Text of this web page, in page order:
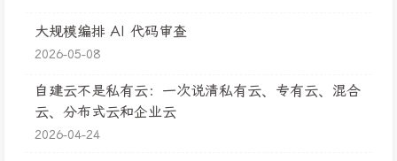
大规模编排 AI 代码审查
2026-05-08
自建云不是私有云：一次说清私有云、专有云、混合
云、分布式云和企业云
2026-04-24